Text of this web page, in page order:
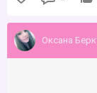
Оксана